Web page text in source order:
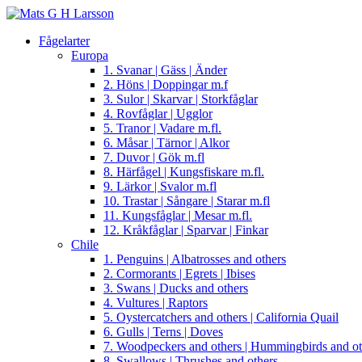
Fågelarter
Europa
1. Svanar | Gäss | Änder
2. Höns | Doppingar m.f
3. Sulor | Skarvar | Storkfåglar
4. Rovfåglar | Ugglor
5. Tranor | Vadare m.fl.
6. Måsar | Tärnor | Alkor
7. Duvor | Gök m.fl
8. Härfågel | Kungsfiskare m.fl.
9. Lärkor | Svalor m.fl
10. Trastar | Sångare | Starar m.fl
11. Kungsfåglar | Mesar m.fl.
12. Kråkfåglar | Sparvar | Finkar
Chile
1. Penguins | Albatrosses and others
2. Cormorants | Egrets | Ibises
3. Swans | Ducks and others
4. Vultures | Raptors
5. Oystercatchers and others | California Quail
6. Gulls | Terns | Doves
7. Woodpeckers and others | Hummingbirds and